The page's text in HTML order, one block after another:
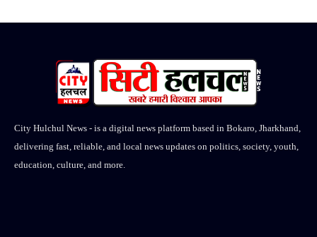
City Hulchul News - is a digital news platform based in Bokaro, Jharkhand,
delivering fast, reliable, and local news updates on politics, society, youth,
education, culture, and more.